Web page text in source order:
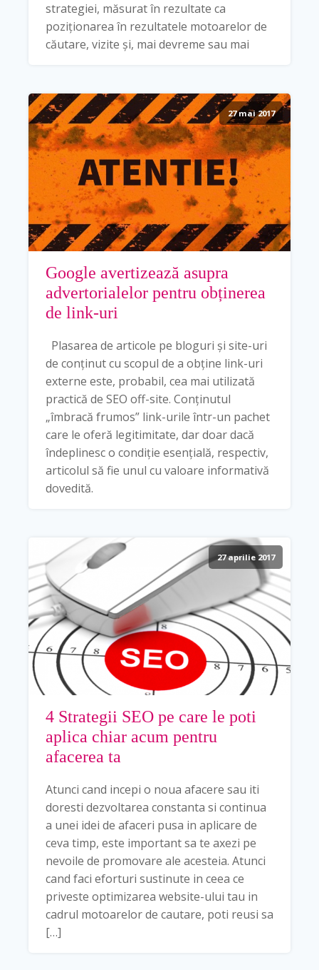
strategiei, măsurat în rezultate ca
poziționarea în rezultatele motoarelor de
căutare, vizite și, mai devreme sau mai
27 mai 2017
Google avertizează asupra
advertorialelor pentru obținerea
de link-uri
Plasarea de articole pe bloguri și site-uri
de conținut cu scopul de a obține link-uri
externe este, probabil, cea mai utilizată
practică de SEO off-site. Conținutul
„îmbracă frumos” link-urile într-un pachet
care le oferă legitimitate, dar doar dacă
îndeplinesc o condiție esențială, respectiv,
articolul să fie unul cu valoare informativă
dovedită.
27 aprilie 2017
4 Strategii SEO pe care le poti
aplica chiar acum pentru
afacerea ta
Atunci cand incepi o noua afacere sau iti
doresti dezvoltarea constanta si continua
a unei idei de afaceri pusa in aplicare de
ceva timp, este important sa te axezi pe
nevoile de promovare ale acesteia. Atunci
cand faci eforturi sustinute in ceea ce
priveste optimizarea website-ului tau in
cadrul motoarelor de cautare, poti reusi sa
[…]